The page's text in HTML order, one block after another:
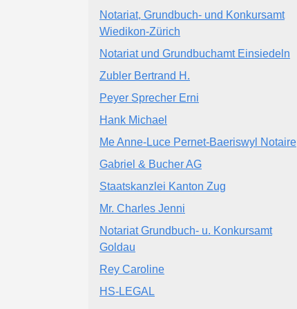
Notariat, Grundbuch- und Konkursamt
Wiedikon-Zürich
Notariat und Grundbuchamt Einsiedeln
Zubler Bertrand H.
Peyer Sprecher Erni
Hank Michael
Me Anne-Luce Pernet-Baeriswyl Notaire
Gabriel & Bucher AG
Staatskanzlei Kanton Zug
Mr. Charles Jenni
Notariat Grundbuch- u. Konkursamt
Goldau
Rey Caroline
HS-LEGAL